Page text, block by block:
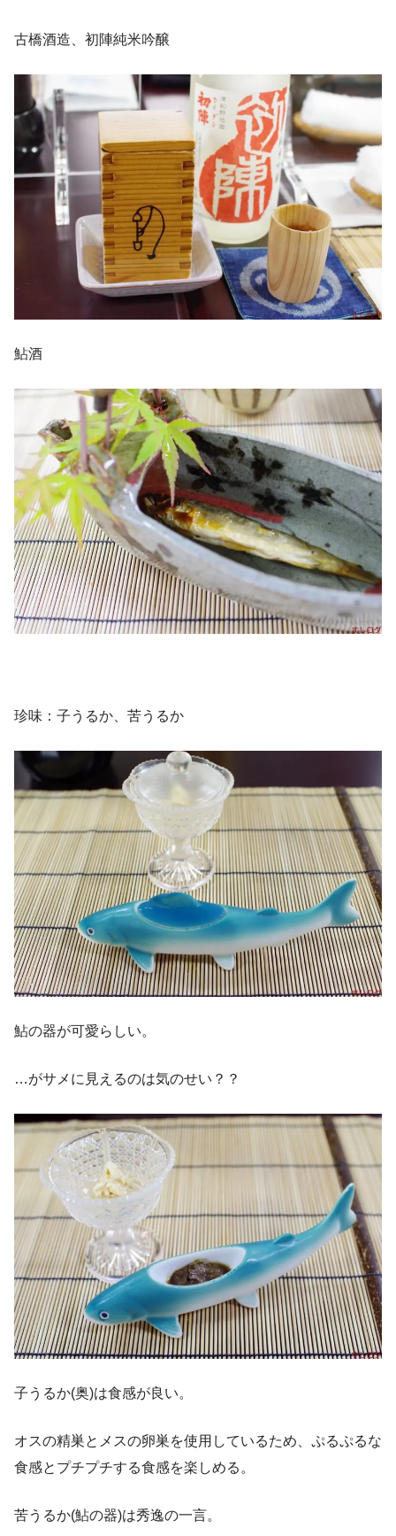
古橋酒造、初陣純米吟醸
鮎酒
珍味：子うるか、苦うるか
鮎の器が可愛らしい。
…がサメに見えるのは気のせい？？
子うるか(奥)は食感が良い。
オスの精巣とメスの卵巣を使用しているため、ぷるぷるな
食感とプチプチする食感を楽しめる。
苦うるか(鮎の器)は秀逸の一言。